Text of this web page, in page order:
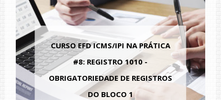
CURSO EFD ICMS/IPI NA PRÁTICA
#8: REGISTRO 1010 -
OBRIGATORIEDADE DE REGISTROS
DO BLOCO 1